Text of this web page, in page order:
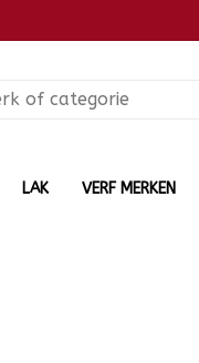
LAK VERF MERKEN